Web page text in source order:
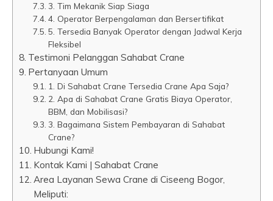
3. Tim Mekanik Siap Siaga
4. Operator Berpengalaman dan Bersertifikat
5. Tersedia Banyak Operator dengan Jadwal Kerja
Fleksibel
Testimoni Pelanggan Sahabat Crane
Pertanyaan Umum
1. Di Sahabat Crane Tersedia Crane Apa Saja?
2. Apa di Sahabat Crane Gratis Biaya Operator,
BBM, dan Mobilisasi?
3. Bagaimana Sistem Pembayaran di Sahabat
Crane?
Hubungi Kami!
Kontak Kami | Sahabat Crane
Area Layanan Sewa Crane di Ciseeng Bogor,
Meliputi: